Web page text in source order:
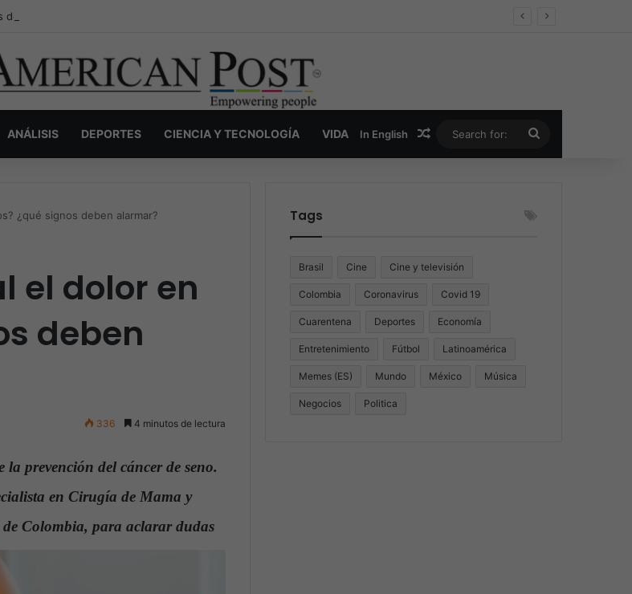
de Colombia: la guerra secreta por la verdad, el poder y la nueva economía de la droga
ANÁLISIS DEPORTES CIENCIA Y TECNOLOGÍA VIDA In English Random Article
for:
¿qué signos deben alarmar?
el dolor en
deben
336 4 minutos de lectura
la prevención del cáncer de seno.
en Cirugía de Mama y
Colombia, para aclarar dudas
Tags
Brasil Cine Cine y televisión
Colombia Coronavirus Covid 19
Cuarentena Deportes Economía
Entretenimiento Fútbol Latinoamérica
Memes (ES) Mundo México Música
Negocios Politica